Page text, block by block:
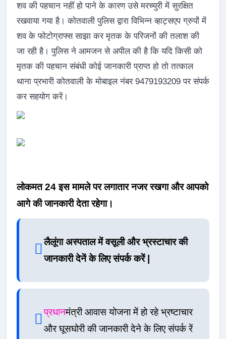
शव की पहचान नहीं हो पाने के कारण उसे मरच्युरी में सुरक्षित
रखवाया गया है। कोतवाली पुलिस द्वारा विभिन्न व्हाट्सएप ग्रुपों में
शव के फोटोग्राफ्स साझा कर मृतक के परिजनों की तलाश की
जा रही है। पुलिस ने आमजन से अपील की है कि यदि किसी को
मृतक की पहचान संबंधी कोई जानकारी प्राप्त हो तो तत्काल
थाना प्रभारी कोतवाली के मोबाइल नंबर 9479193209 पर संपर्क
कर सहयोग करें।
लोकमत 24 इस मामले पर लगातार नजर रखगा और आपको
आगे की जानकारी देता रहेगा।
लैलूंगा अस्पताल में वसूली और भ्रस्टाचार की
जानकारी देनें के लिए संपर्क करें |
प्रधानमंत्री आवास योजना में हो रहे भ्रष्टाचार
और घूसघोरी की जानकारी देने के लिए संपर्क रें